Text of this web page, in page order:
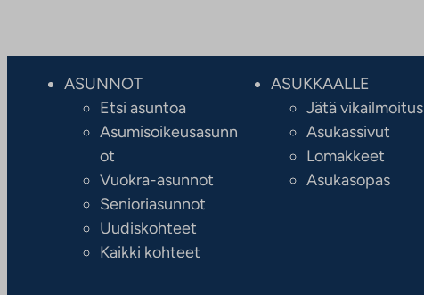
ASUNNOT
Etsi asuntoa
Asumisoikeusasunn
ot
Vuokra-asunnot
Senioriasunnot
Uudiskohteet
Kaikki kohteet
ASUKKAALLE
Jätä vikailmoitus
Asukassivut
Lomakkeet
Asukasopas